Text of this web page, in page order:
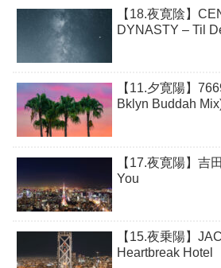
【18.夜寛陰】
DYNASTY – Til
【11.夕寛陽】
Bklyn Buddah
【17.夜寛陽】吉
You
【15.夜乗陽】
Heartbreak Hotel